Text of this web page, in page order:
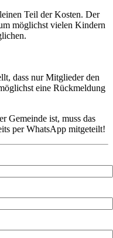
Teil der Kosten. Der
möglichst vielen Kindern
dass nur Mitglieder den
eine Rückmeldung
Gemeinde ist, muss das
per WhatsApp mitgeteilt!